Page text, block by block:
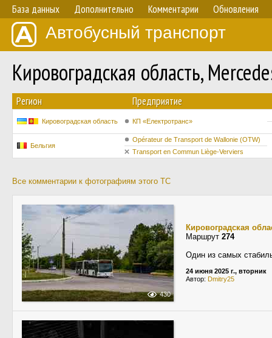
База данных Дополнительно Комментарии Обновления
Автобусный транспорт
Кировоградская область,
Регион Предприятие
Кировоградская область КП «Електротранс»
Бельгия
Opérateur de Transport de Wallonie (OTW)
Transport en Commun Liège-Verviers
Все комментарии к фотографиям этого ТС
430
Кировоградская
Маршрут 274
Один из самых
24 июня 2025 г., вторник
Автор: Dmitry25